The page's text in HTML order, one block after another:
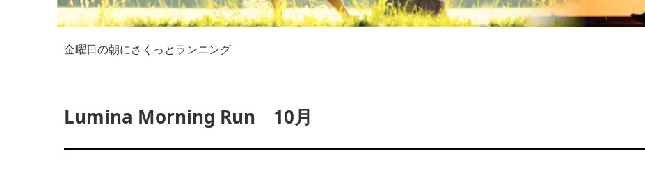
金曜日の朝にさくっとランニング
Lumina Morning Run 10月